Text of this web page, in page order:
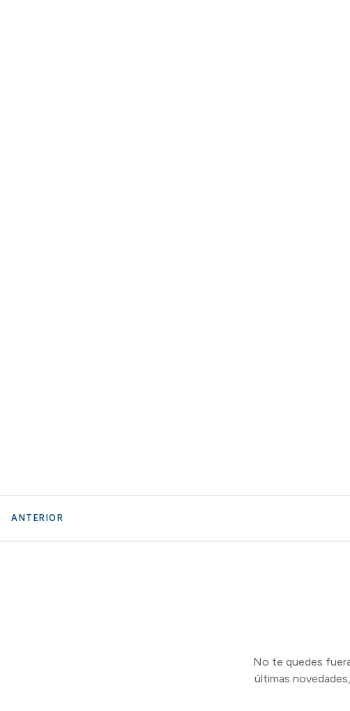
ANTERIOR
No te quedes
últimas